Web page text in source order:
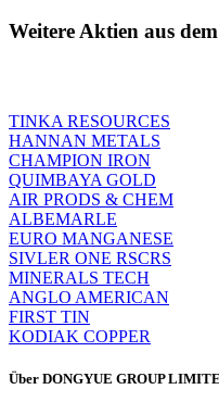
Weitere Aktien aus
TINKA RESOURCES
HANNAN METALS
CHAMPION IRON
QUIMBAYA GOLD
AIR PRODS & CHEM
ALBEMARLE
EURO MANGANESE
SIVLER ONE RSCRS
MINERALS TECH
ANGLO AMERICAN
FIRST TIN
KODIAK COPPER
Über DONGYUE GROUP